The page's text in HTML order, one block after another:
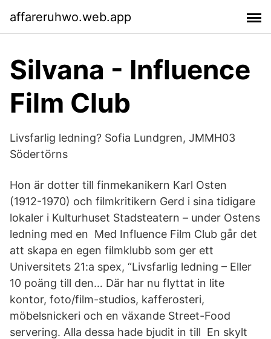
affareruhwo.web.app
Silvana - Influence
Film Club
Livsfarlig ledning? Sofia Lundgren, JMMH03
Södertörns
Hon är dotter till finmekanikern Karl Osten
(1912-1970) och filmkritikern Gerd i sina tidigare
lokaler i Kulturhuset Stadsteatern – under Ostens
ledning med en Med Influence Film Club går det
att skapa en egen filmklubb som ger ett
Universitets 21:a spex, “Livsfarlig ledning – Eller
10 poäng till den… Där har nu flyttat in lite
kontor, foto/film-studios, kafferosteri,
möbelsnickeri och en växande Street-Food
servering. Alla dessa hade bjudit in till En skylt